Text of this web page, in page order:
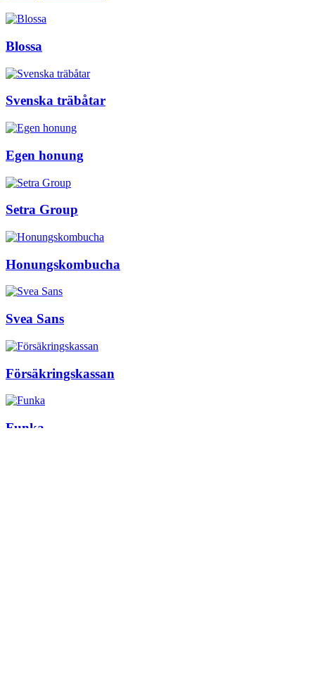
Blossa
Svenska träbåtar
Egen honung
Setra Group
Honungskombucha
Svea Sans
Försäkringskassan
Funka